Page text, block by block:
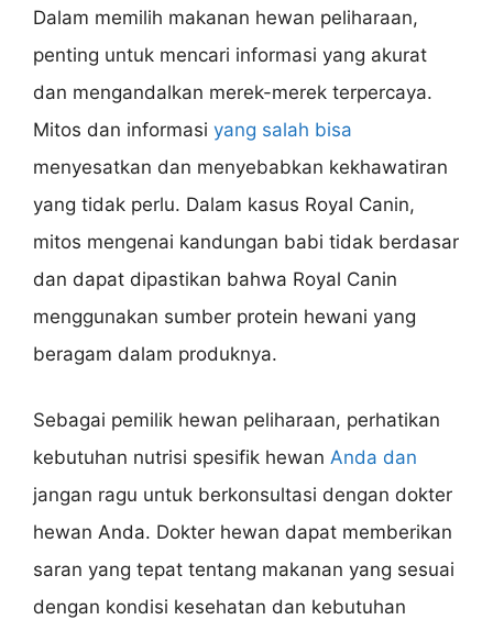
Dalam memilih makanan hewan peliharaan,
penting untuk mencari informasi yang akurat
dan mengandalkan merek-merek terpercaya.
Mitos dan informasi yang salah bisa
menyesatkan dan menyebabkan kekhawatiran
yang tidak perlu. Dalam kasus Royal Canin,
mitos mengenai kandungan babi tidak berdasar
dan dapat dipastikan bahwa Royal Canin
menggunakan sumber protein hewani yang
beragam dalam produknya.
Sebagai pemilik hewan peliharaan, perhatikan
kebutuhan nutrisi spesifik hewan Anda dan
jangan ragu untuk berkonsultasi dengan dokter
hewan Anda. Dokter hewan dapat memberikan
saran yang tepat tentang makanan yang sesuai
dengan kondisi kesehatan dan kebutuhan